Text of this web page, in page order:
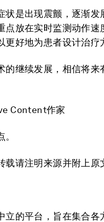
状是出现震颤，逐渐发
点放在实时监测动作速
好地为患者设计治疗
的继续发展，相信将来
Content作家
请注明来源并附上原
立的平台，旨在集合